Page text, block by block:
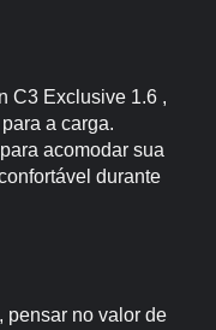
C3 Exclusive 1.6 ,
a carga.
acomodar sua
durante
pensar no valor de